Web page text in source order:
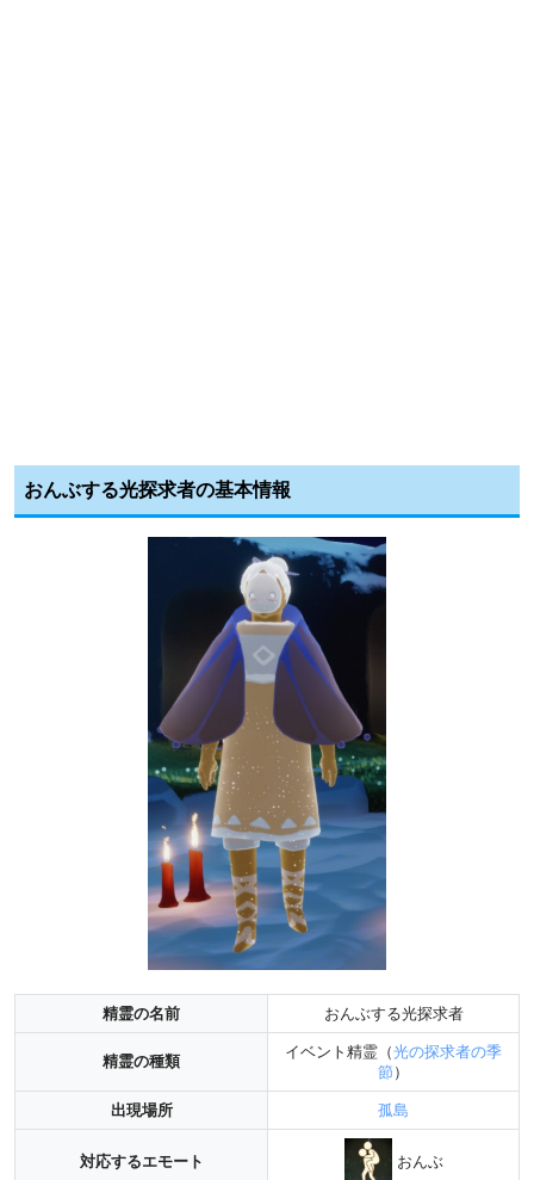
おんぶする光探求者の基本情報
精霊の名前 おんぶする光探求者
精霊の種類
イベント精霊（光の探求者の季
節 ）
出現場所 孤島
対応するエモート おんぶ